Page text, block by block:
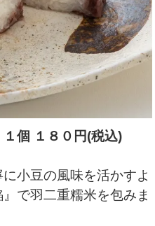
１個 １８０円(税込)
小豆の風味を活かすよ
で羽二重糯米を包みま